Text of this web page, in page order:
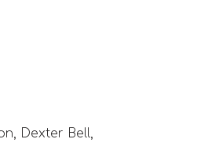
Dexter Bell,